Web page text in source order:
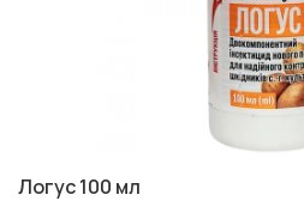
Логус 100 мл